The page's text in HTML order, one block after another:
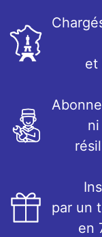
et
par un
en